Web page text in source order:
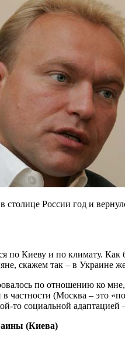
России год и
по Киеву и по климату.
скажем так – в Украине
по отношению ко
частности (Москва – это
то социальной
(Киева)